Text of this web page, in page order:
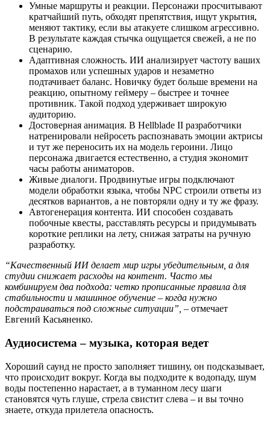
Умные маршруты и реакции. Персонажи просчитывают
кратчайший путь, обходят препятствия, ищут укрытия,
меняют тактику, если вы атакуете слишком агрессивно.
В результате каждая стычка ощущается свежей, а не по
сценарию.
Адаптивная сложность. ИИ анализирует частоту ваших
промахов или успешных ударов и незаметно
подтачивает баланс. Новичку будет больше времени на
реакцию, опытному геймеру – быстрее и точнее
противник. Такой подход удерживает широкую
аудиторию.
Достоверная анимация. В Hellblade II разработчики
натренировали нейросеть распознавать эмоции актрисы
и тут же переносить их на модель героини. Лицо
персонажа двигается естественно, а студия экономит
часы работы аниматоров.
Живые диалоги. Продвинутые игры подключают
модели обработки языка, чтобы NPC строили ответы из
десятков вариантов, а не повторяли одну и ту же фразу.
Автогенерация контента. ИИ способен создавать
побочные квесты, расставлять ресурсы и придумывать
короткие реплики на лету, снижая затраты на ручную
разработку.
“Качественный ИИ делает мир игры убедительным, а для
студии снижает расходы на контент. Часто мы
комбинируем два подхода: четко прописанные правила для
стабильности и машинное обучение – когда нужно
подстраиваться под сложные ситуации”, – отмечает
Евгений Касьяненко.
Аудиосистема – музыка, которая ведет
Хороший саунд не просто заполняет тишину, он подсказывает,
что происходит вокруг. Когда вы подходите к водопаду, шум
воды постепенно нарастает, а в туманном лесу шаги
становятся чуть глуше, стрела свистит слева – и вы точно
знаете, откуда прилетела опасность.